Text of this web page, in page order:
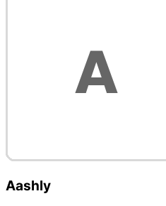
Aashly